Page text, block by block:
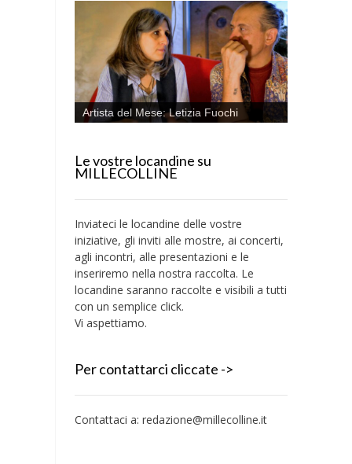
Artista del Mese: Letizia Fuochi
Le vostre locandine su
MILLECOLLINE
Inviateci le locandine delle vostre
iniziative, gli inviti alle mostre, ai concerti,
agli incontri, alle presentazioni e le
inseriremo nella nostra raccolta. Le
locandine saranno raccolte e visibili a tutti
con un semplice click.
Vi aspettiamo.
Per contattarci cliccate ->
Contattaci a: redazione@millecolline.it